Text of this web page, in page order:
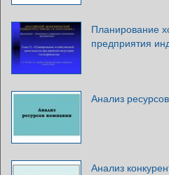
Планирование
предприятия
Анализ
Анализ